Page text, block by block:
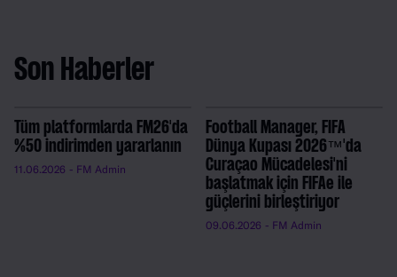
Son Haberler
Tüm platformlarda FM26'da
%50 indirimden yararlanın
11.06.2026 - FM Admin
Football Manager, FIFA
Dünya Kupası 2026™'da
Curaçao Mücadelesi'ni
başlatmak için FIFAe ile
güçlerini birleştiriyor
09.06.2026 - FM Admin